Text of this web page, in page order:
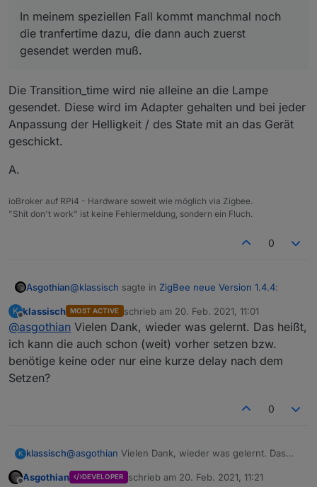
Sekunden bewährt.
Eine abschließende Aussage möchte ich noch nicht
treffem. Das Netz ist noch im Ausbau, ich spiele noch
zu viel rum, noch einige Komponenten im Zulauf.
Ich experimentiere auch noch mit der richtigen
Anbindung der Karte. Über ser2Lan zum guten
Funkstandort konnte ich irgendwann neue Panels
nur anlernen, wenn ich die anderen ausgeschaltet
der geänderten Verdrahtung auch mal einzeln vom
Netz nehmen kann, ohne gleich einen ganzen
haben sich auch mal zwei Panels statt des eigentlich
In meinem speziellen Fall kommt manchmal noch
die tranfertime dazu, die dann auch zuerst
gesendet werden muß.
Die Transition_time wird nie alleine an die Lampe
gesendet. Diese wird im Adapter gehalten und bei jeder
Anpassung der Helligkeit / des State mit an das Gerät
geschickt.
A.
ioBroker auf RPi4 - Hardware soweit wie möglich via Zigbee.
"Shit don't work" ist keine Fehlermeldung, sondern ein Fluch.
0
Asgothian@klassisch sagte in ZigBee neue Version 1.4.4:
In meinem speziellen Fall kommt manchmal
noch die tranfertime dazu, die dann auch
zuerst gesendet werden muß.
Die Transition_time wird nie alleine an die Lampe
gesendet. Diese wird im Adapter gehalten und bei
K
Offline
klassisch MOST ACTIVE schrieb am 20. Feb. 2021, 11:01
zuletzt editiert von
@asgothian Vielen Dank, wieder was gelernt. Das heißt,
ich kann die auch schon (weit) vorher setzen bzw.
benötige keine oder nur eine kurze delay nach dem
Setzen?
0
K klassisch@asgothian Vielen Dank, wieder was gelernt. Das
bzw. benötige keine oder nur eine kurze delay nach
Asgothian DEVELOPER schrieb am 20. Feb. 2021, 11:21
zuletzt editiert von